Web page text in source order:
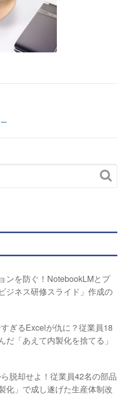
ンを防ぐ！NotebookLMとプ
ジネス研修スライド」作成の
すぎるExcelが仇に？従業員18
「あえて内製化を捨てる」
脱却せよ！従業員42名の部品
化」で成し遂げた生産体制改